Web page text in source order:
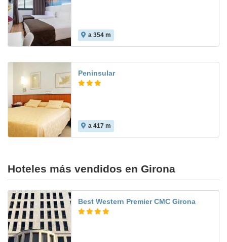
a 354 m
Peninsular
a 417 m
Hoteles más vendidos en Girona
Best Western Premier CMC Girona